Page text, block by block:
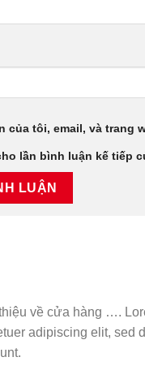
của tôi, email, và trang
lần bình luận kế tiếp
về cửa hàng ….
adipiscing elit, sed